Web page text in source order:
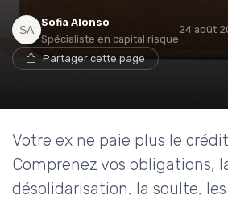
Sofia Alonso
Spécialiste en capital risque
24 août
Partager cette page
Votre ex ne paie plus le
Comprenez vos obligations,
désolidarisation, la soulte,